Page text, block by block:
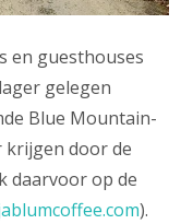
en guesthouses
gelegen
Blue Mountain-
krijgen door de
daarvoor op de
).